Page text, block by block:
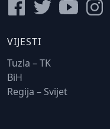
VIJESTI
Tuzla – TK
BiH
Regija – Svijet